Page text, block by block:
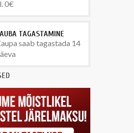
0€
TAGASTAMINE
saab tagastada 14